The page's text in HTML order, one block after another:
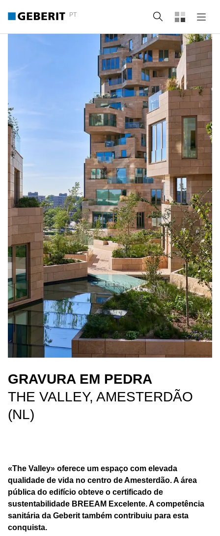
PT Pesquisa
GRAVURA EM PEDRA
THE VALLEY, AMESTERDÃO
(NL)
«The Valley» oferece um espaço com elevada
qualidade de vida no centro de Amesterdão. A área
pública do edifício obteve o certificado de
sustentabilidade BREEAM Excelente. A competência
sanitária da Geberit também contribuiu para esta
conquista.